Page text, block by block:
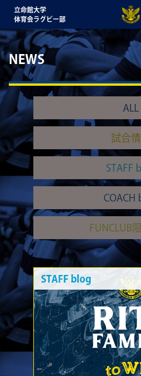
立命館大学
体育会ラグビー部
NEWS
ALL
試合
STAFF
COACH
FUNCLUB
STAFF blog